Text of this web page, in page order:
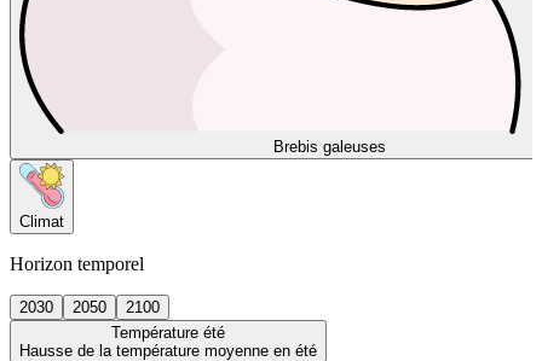
Brebis galeuses
Climat
Horizon temporel
2030 2050
2100
Température été
Hausse de la température moyenne en été